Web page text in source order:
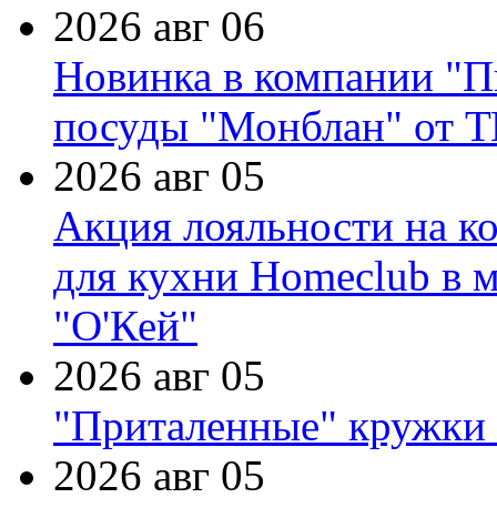
2026 авг 06
Новинка в компании
посуды "Монблан" от
2026 авг 05
Акция лояльности на
для кухни Homeclub в
"О'Кей"
2026 авг 05
"Приталенные" кружки
2026 авг 05